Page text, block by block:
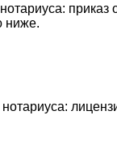
приказ
ниже.